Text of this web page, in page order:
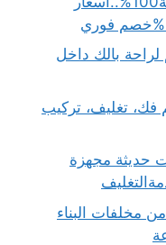
بـ35%خصم لراحة بالك داخل
مكة بـ30%خصم فك، تغليف، تركيب
حديثة مجهزة
مخلفات البناء